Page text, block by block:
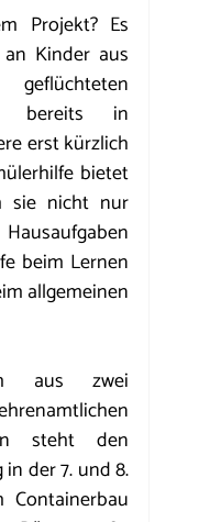
Projekt? Es
Kinder aus
bereits in
erst kürzlich
bietet
sie nicht nur
beim Lernen
allgemeinen
aus zwei
steht den
der 7. und 8.